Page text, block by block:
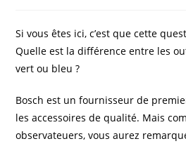
publication :
Si vous êtes ici, c’est que cette
Quelle est la différence entre les
vert ou bleu ?
Bosch est un fournisseur de
les accessoires de qualité. Mais
observateuers, vous aurez